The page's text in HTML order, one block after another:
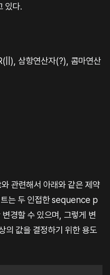
있다.
삼항연산자(?), 콤마연산
관련해서 아래와 같은 제약
트는 두 인접한 sequence p
경할 수 있으며, 그렇게 변
의 값을 결정하기 위한 용도